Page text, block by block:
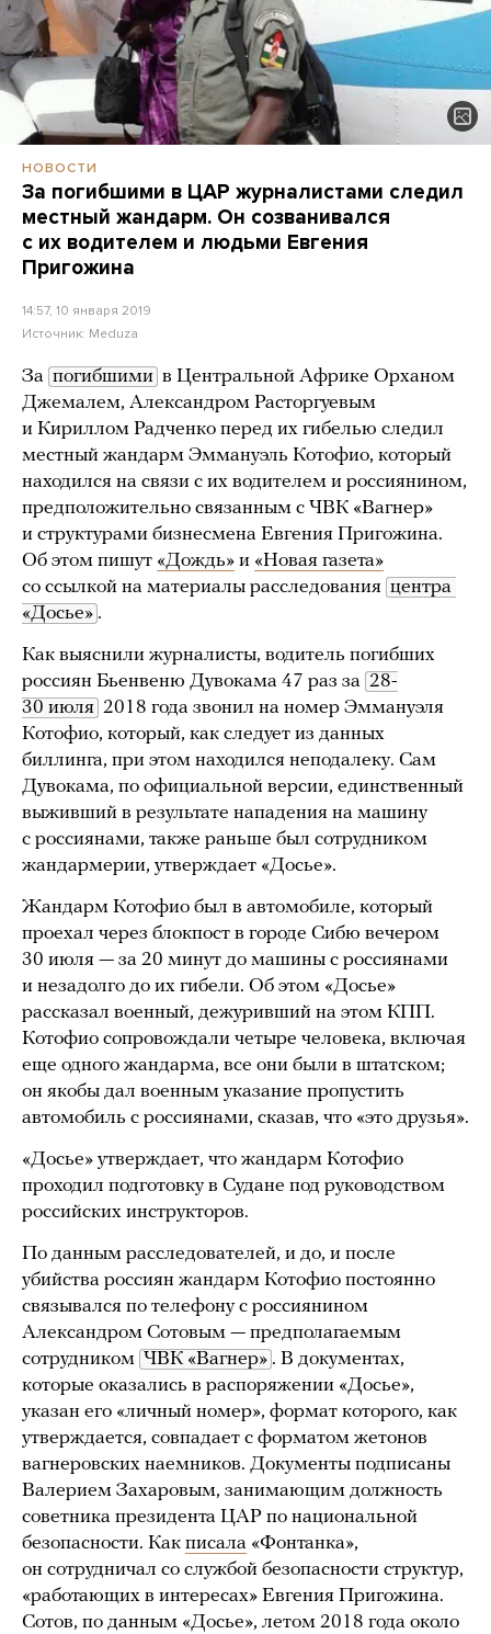
НОВОСТИ
За погибшими в ЦАР журналистами следил
местный жандарм. Он созванивался
с их водителем и людьми Евгения
Пригожина
14:57, 10 января 2019
Источник: Meduza
За погибшими в Центральной Африке Орханом
Джемалем, Александром Расторгуевым
и Кириллом Радченко перед их гибелью следил
местный жандарм Эммануэль Котофио, который
находился на связи с их водителем и россиянином,
предположительно связанным с ЧВК «Вагнер»
и структурами бизнесмена Евгения Пригожина.
Об этом пишут «Дождь» и «Новая газета»
со ссылкой на материалы расследования центра
«Досье» .
Как выяснили журналисты, водитель погибших
россиян Бьенвеню Дувокама 47 раз за 28-
30 июля 2018 года звонил на номер Эммануэля
Котофио, который, как следует из данных
биллинга, при этом находился неподалеку. Сам
Дувокама, по официальной версии, единственный
выживший в результате нападения на машину
с россиянами, также раньше был сотрудником
жандармерии, утверждает «Досье».
Жандарм Котофио был в автомобиле, который
проехал через блокпост в городе Сибю вечером
30 июля — за 20 минут до машины с россиянами
и незадолго до их гибели. Об этом «Досье»
рассказал военный, дежуривший на этом КПП.
Котофио сопровождали четыре человека, включая
еще одного жандарма, все они были в штатском;
он якобы дал военным указание пропустить
автомобиль с россиянами, сказав, что «это друзья».
«Досье» утверждает, что жандарм Котофио
проходил подготовку в Судане под руководством
российских инструкторов.
По данным расследователей, и до, и после
убийства россиян жандарм Котофио постоянно
связывался по телефону с россиянином
Александром Сотовым — предполагаемым
сотрудником ЧВК «Вагнер» . В документах,
которые оказались в распоряжении «Досье»,
указан его «личный номер», формат которого, как
утверждается, совпадает с форматом жетонов
вагнеровских наемников. Документы подписаны
Валерием Захаровым, занимающим должность
советника президента ЦАР по национальной
безопасности. Как писала «Фонтанка»,
он сотрудничал со службой безопасности структур,
«работающих в интересах» Евгения Пригожина.
Сотов, по данным «Досье», летом 2018 года около